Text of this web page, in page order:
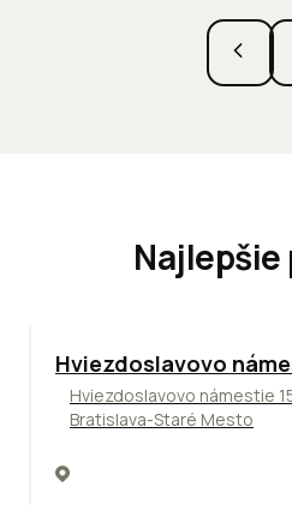
Najlepšie
ODPORÚČAME
Hviezdoslavovo
Hviezdoslavovo námestie
Bratislava-Staré Mesto